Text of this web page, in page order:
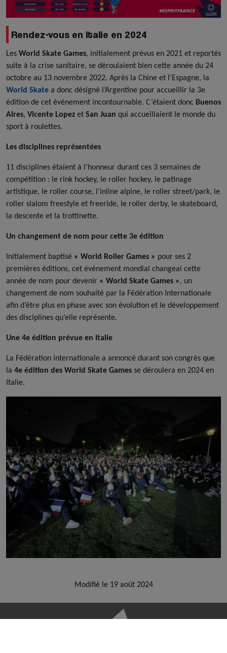
Rendez-vous en Italie en 2024
Les World Skate Games, initialement prévus en 2021 et reportés
suite à la crise sanitaire, se déroulaient bien cette année du 24
octobre au 13 novembre 2022. Après la Chine et l’Espagne, la
World Skate a donc désigné l’Argentine pour accueillir la 3e
édition de cet événement incontournable. C’étaient donc Buenos
Aires, Vicente Lopez et San Juan qui accueillaient le monde du
sport à roulettes.
Les disciplines représentées
11 disciplines étaient à l’honneur durant ces 3 semaines de
compétition : le rink hockey, le roller hockey, le patinage
artistique, le roller course, l’inline alpine, le roller street/park, le
roller slalom freestyle et freeride, le roller derby, le skateboard,
la descente et la trottinette.
Un changement de nom pour cette 3e édition
Initialement baptisé « World Roller Games » pour ses 2
premières éditions, cet événement mondial changeai cette
année de nom pour devenir « World Skate Games », un
changement de nom souhaité par la Fédération Internationale
afin d’être plus en phase avec son évolution et le développement
des disciplines qu’elle représente.
Une 4e édition prévue en Italie
La Fédération internationale a annoncé durant son congrès que
la 4e édition des World Skate Games se déroulera en 2024 en
Italie.
Modifié le 19 août 2024